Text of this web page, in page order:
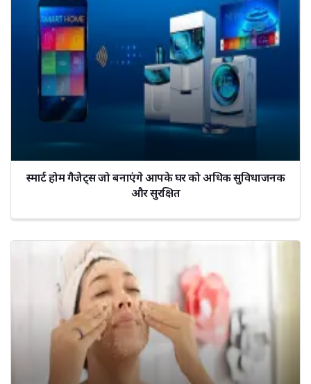
स्मार्ट होम गैजेट्स जो बनाएंगे आपके घर को अधिक सुविधाजनक
और सुरक्षित